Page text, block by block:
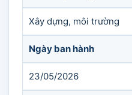
Xây dựng, môi trường
Ngày ban hành
23/05/2026